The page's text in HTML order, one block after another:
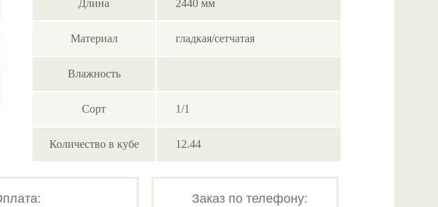
Длина 2440 мм
Материал гладкая/сетчатая
Влажность
Сорт 1/1
Количество в кубе 12.44
Заказ по телефону: